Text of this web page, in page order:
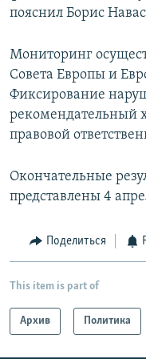
пояснил Борис
Мониторинг
Совета Европы и
Фиксирование
рекомендательный
правовой
Окончательные
представлены 4
Поделиться
This item is part of
Архив Политика